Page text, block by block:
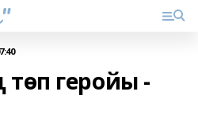
төп геройы -